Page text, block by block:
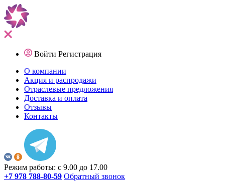
Войти Регистрация
О компании
Акция и распродажи
Отраслевые предложения
Доставка и оплата
Отзывы
Контакты
Режим работы: с 9.00 до 17.00
+7 978 788-80-59 Обратный звонок